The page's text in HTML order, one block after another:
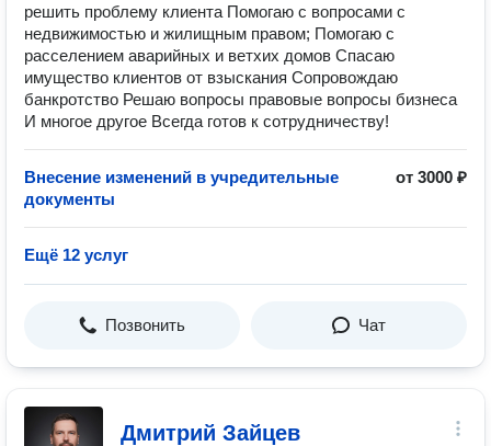
решить проблему клиента Помогаю с вопросами с
недвижимостью и жилищным правом; Помогаю с
расселением аварийных и ветхих домов Спасаю
имущество клиентов от взыскания Сопровождаю
банкротство Решаю вопросы правовые вопросы бизнеса
И многое другое Всегда готов к сотрудничеству!
Внесение изменений в учредительные
документы
от 3000 ₽
Ещё 12 услуг
Позвонить Чат
Дмитрий Зайцев